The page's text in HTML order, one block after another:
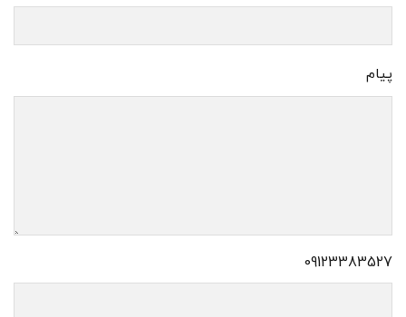
پیام
09123383527